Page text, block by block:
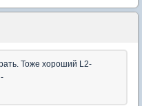
Тоже хороший L2-